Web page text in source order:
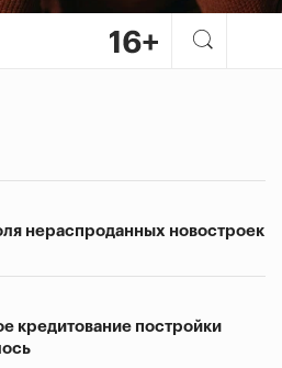
нераспроданных новостроек
кредитование постройки